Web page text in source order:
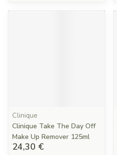
Clinique
Clinique Take The Day Off
Make Up Remover 125ml
24,30 €